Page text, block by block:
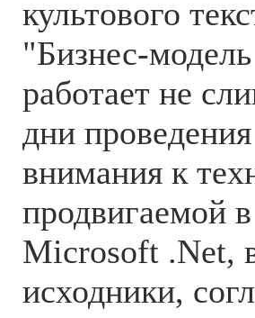
культового
"Бизнес-
работает не
дни
внимания к
продвигаемой
Microsoft .Net,
исходники,